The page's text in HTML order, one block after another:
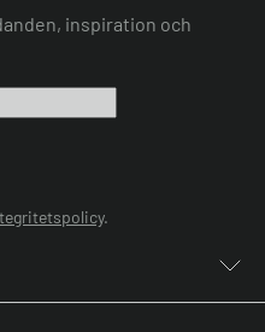
inspiration och
.